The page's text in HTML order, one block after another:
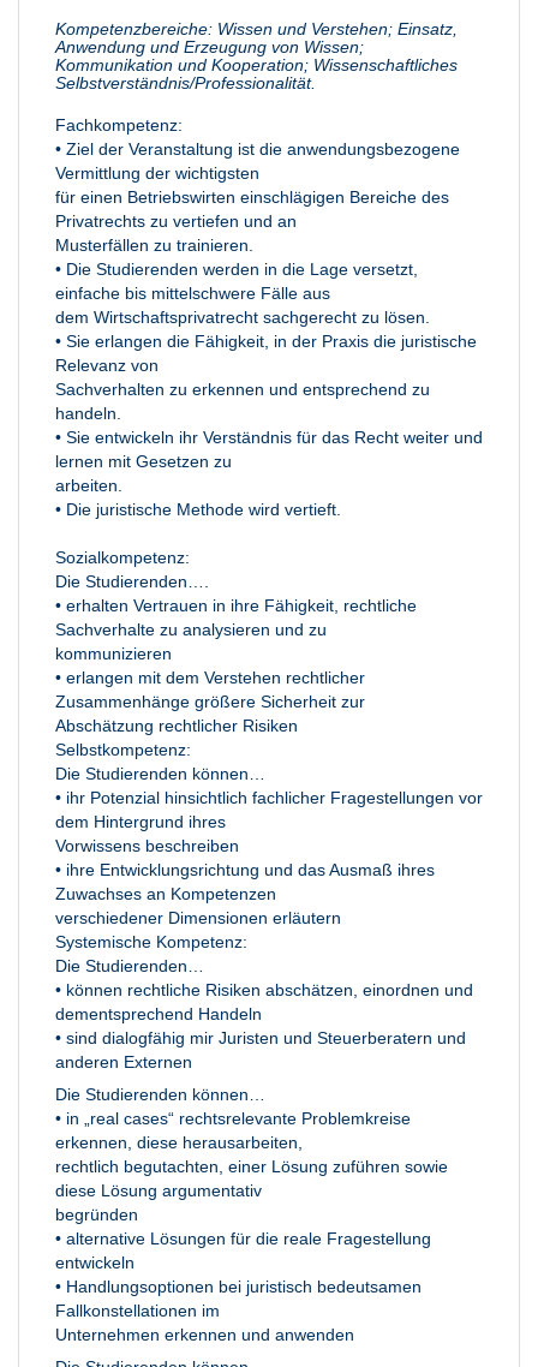
Kompetenzbereiche: Wissen und Verstehen; Einsatz,
Anwendung und Erzeugung von Wissen;
Kommunikation und Kooperation; Wissenschaftliches
Selbstverständnis/Professionalität.
Fachkompetenz:
• Ziel der Veranstaltung ist die anwendungsbezogene
Vermittlung der wichtigsten
für einen Betriebswirten einschlägigen Bereiche des
Privatrechts zu vertiefen und an
Musterfällen zu trainieren.
• Die Studierenden werden in die Lage versetzt,
einfache bis mittelschwere Fälle aus
dem Wirtschaftsprivatrecht sachgerecht zu lösen.
• Sie erlangen die Fähigkeit, in der Praxis die juristische
Relevanz von
Sachverhalten zu erkennen und entsprechend zu
handeln.
• Sie entwickeln ihr Verständnis für das Recht weiter und
lernen mit Gesetzen zu
arbeiten.
• Die juristische Methode wird vertieft.
Sozialkompetenz:
Die Studierenden….
• erhalten Vertrauen in ihre Fähigkeit, rechtliche
Sachverhalte zu analysieren und zu
kommunizieren
• erlangen mit dem Verstehen rechtlicher
Zusammenhänge größere Sicherheit zur
Abschätzung rechtlicher Risiken
Selbstkompetenz:
Die Studierenden können…
• ihr Potenzial hinsichtlich fachlicher Fragestellungen vor
dem Hintergrund ihres
Vorwissens beschreiben
• ihre Entwicklungsrichtung und das Ausmaß ihres
Zuwachses an Kompetenzen
verschiedener Dimensionen erläutern
Systemische Kompetenz:
Die Studierenden…
• können rechtliche Risiken abschätzen, einordnen und
dementsprechend Handeln
• sind dialogfähig mir Juristen und Steuerberatern und
anderen Externen
Die Studierenden können…
• in „real cases“ rechtsrelevante Problemkreise
erkennen, diese herausarbeiten,
rechtlich begutachten, einer Lösung zuführen sowie
diese Lösung argumentativ
begründen
• alternative Lösungen für die reale Fragestellung
entwickeln
• Handlungsoptionen bei juristisch bedeutsamen
Fallkonstellationen im
Unternehmen erkennen und anwenden